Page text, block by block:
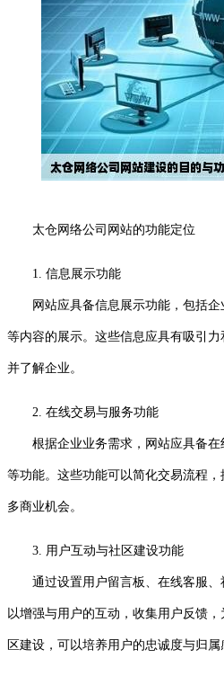
太仓网络公司网站的功能定位
1. 信息展示功能
网站应具备信息展示功能，包括企
等内容的展示。这些信息应具有吸引
并了解企业。
2. 在线交易与服务功能
根据企业业务需求，网站应具备在
等功能。这些功能可以简化交易流程
多商业机会。
3. 用户互动与社区建设功能
通过设置用户留言板、在线客服、
以增强与用户的互动，收集用户反馈
区建设，可以培养用户的忠诚度与归属